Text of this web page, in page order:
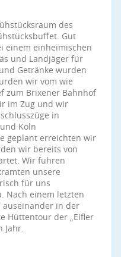
des
Gut
einem einheimischen
und Landjäger für
Getränke wurden
wir vom wie
zum Brixener Bahnhof
im Zug und wir
in
Köln
geplant erreichten wir
wir bereits von
Wir fuhren
unsere
für uns
Nach einem letzten
in der
Hüttentour der „Eifler
Jahr.